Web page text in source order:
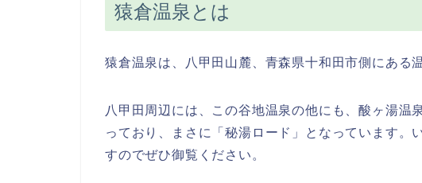
猿倉温泉とは
猿倉温泉は、八甲田山麓、青森県十和田市側にある
八甲田周辺には、この谷地温泉の他にも、酸ヶ湯温
っており、まさに「秘湯ロード」となっています。
すのでぜひ御覧ください。